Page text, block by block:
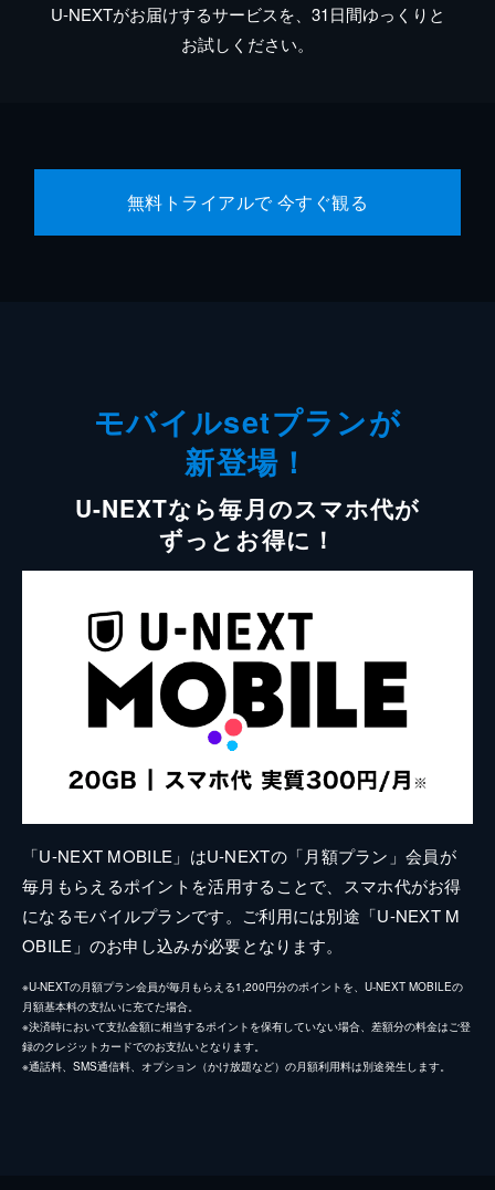
U-NEXTがお届けするサービスを、31日間ゆっくりと
お試しください。
無料トライアルで 今すぐ観る
モバイルsetプランが
新登場！
U-NEXTなら毎月のスマホ代が
ずっとお得に！
「U-NEXT MOBILE」はU-NEXTの「月額プラン」会員が
毎月もらえるポイントを活用することで、スマホ代がお得
になるモバイルプランです。ご利用には別途「U-NEXT M
OBILE」のお申し込みが必要となります。
※U-NEXTの月額プラン会員が毎月もらえる1,200円分のポイントを、U-NEXT MOBILEの
月額基本料の支払いに充てた場合。
※決済時において支払金額に相当するポイントを保有していない場合、差額分の料金はご登
録のクレジットカードでのお支払いとなります。
※通話料、SMS通信料、オプション（かけ放題など）の月額利用料は別途発生します。